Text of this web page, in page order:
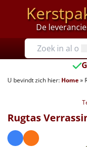
De
Prijzen
Tot €25
€25 tot €35
€40 tot €45
U bevindt zich hier: Home»
Rugtas